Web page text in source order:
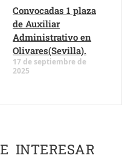
Convocadas 1 plaza
de Auxiliar
Administrativo en
Olivares(Sevilla).
17 de septiembre de
2025
INTERESAR